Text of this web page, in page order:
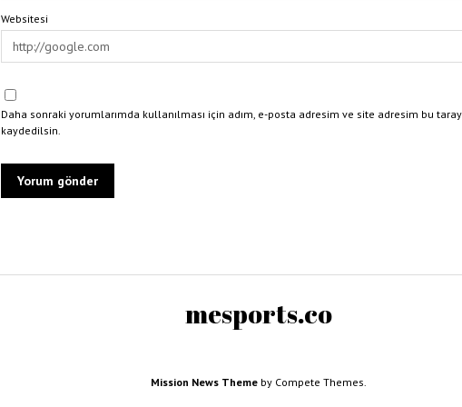
Websitesi
Daha sonraki yorumlarımda kullanılması için adım, e-posta adresim ve site adresim bu
kaydedilsin.
mesports.co
Mission News Theme by Compete Themes.